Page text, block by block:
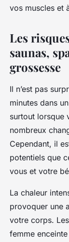
vos muscles et
Les
saunas,
grossesse
Il n’est pas
minutes dans
surtout lorsque
nombreux
Cependant, il
potentiels que
vous et votre
La chaleur
provoquer une
votre corps.
femme